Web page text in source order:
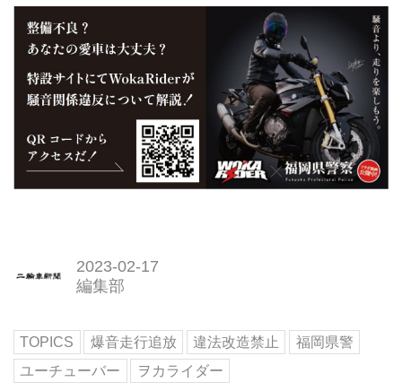
2023-02-17
編集部
TOPICS 爆音走行追放 違法改造禁止
福岡県警
ユーチューバー
ヲカライダー